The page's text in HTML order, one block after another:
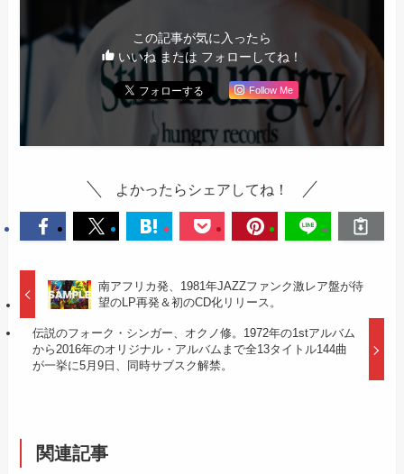
この記事が気に入ったら
いいね または フォローしてね！
Follow Me
よかったらシェアしてね！
南アフリカ発、1981年JAZZファンク激レア盤が待
望のLP再発＆初のCD化リリース。
伝説のフォーク・シンガー、オクノ修。1972年の1stアルバム
から2016年のオリジナル・アルバムまで全13タイトル144曲
が一挙に5月9日、同時サブスク解禁。
関連記事